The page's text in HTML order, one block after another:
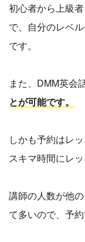
初心者から上級
で、自分のレベ
です。
また、DMM英会
とが可能です。
しかも予約はレ
スキマ時間にレ
講師の人数が他
て多いので、予